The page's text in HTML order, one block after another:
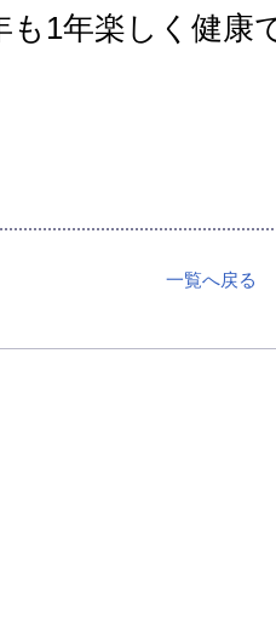
も1年楽しく健康
一覧へ戻る